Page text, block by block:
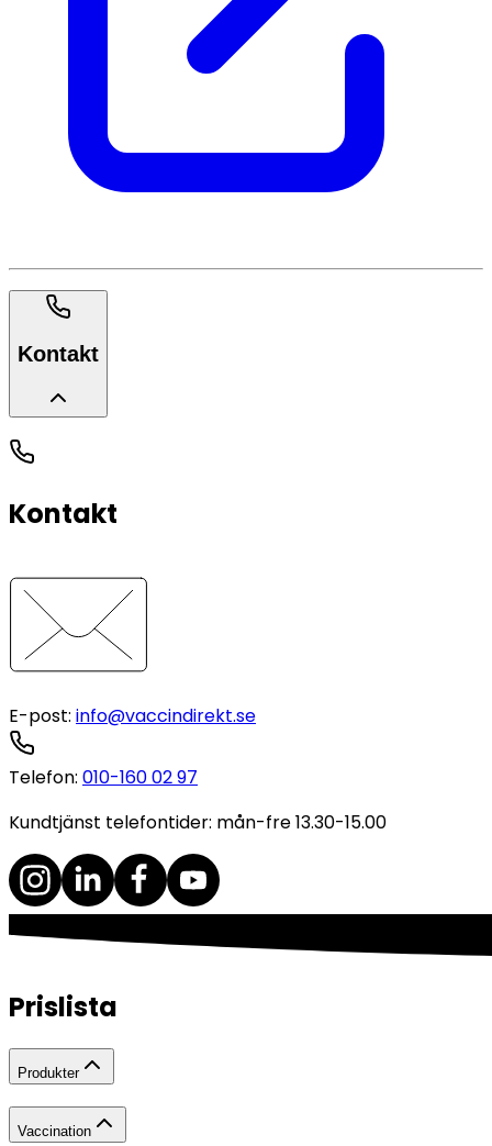
Kontakt
Kontakt
E-post: info@vaccindirekt.se
Telefon: 010-160 02 97
Kundtjänst telefontider: mån-fre 13.30-15.00
Prislista
Produkter
Vaccination